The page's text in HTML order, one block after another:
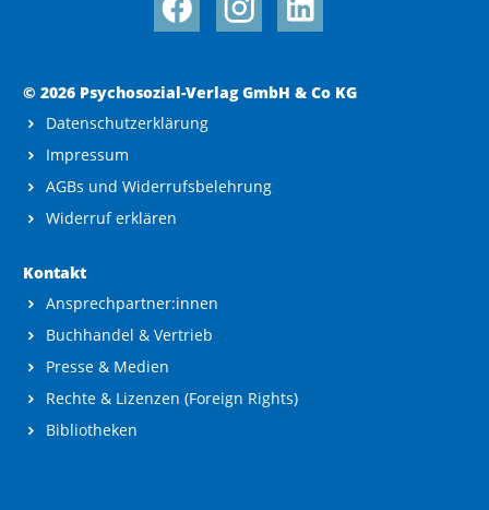
© 2026 Psychosozial-Verlag GmbH & Co KG
Datenschutzerklärung
Impressum
AGBs und Widerrufsbelehrung
Widerruf erklären
Kontakt
Ansprechpartner:innen
Buchhandel & Vertrieb
Presse & Medien
Rechte & Lizenzen (Foreign Rights)
Bibliotheken